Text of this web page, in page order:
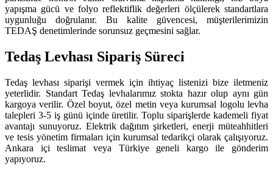
yapışma gücü ve folyo reflektiflik değerleri ölçülerek standartlara
uygunluğu doğrulanır. Bu kalite güvencesi, müşterilerimizin
TEDAŞ denetimlerinde sorunsuz geçmesini sağlar.
Tedaş Levhası Sipariş Süreci
Tedaş levhası siparişi vermek için ihtiyaç listenizi bize iletmeniz
yeterlidir. Standart Tedaş levhalarımız stokta hazır olup aynı gün
kargoya verilir. Özel boyut, özel metin veya kurumsal logolu levha
talepleri 3-5 iş günü içinde üretilir. Toplu siparişlerde kademeli fiyat
avantajı sunuyoruz. Elektrik dağıtım şirketleri, enerji müteahhitleri
ve tesis yönetim firmaları için kurumsal tedarikçi olarak çalışıyoruz.
Ankara içi teslimat veya Türkiye geneli kargo ile gönderim
yapıyoruz.